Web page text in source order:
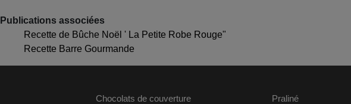
Publications associées
Recette de Bûche Noël ' La Petite Robe Rouge"
Recette Barre Gourmande
Chocolats de couverture Praliné